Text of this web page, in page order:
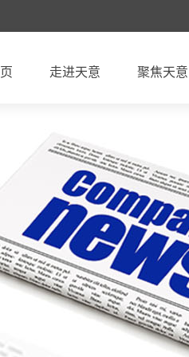
走进天意 聚焦天意